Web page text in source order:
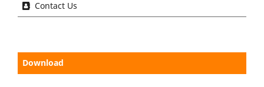
Contact Us
Download